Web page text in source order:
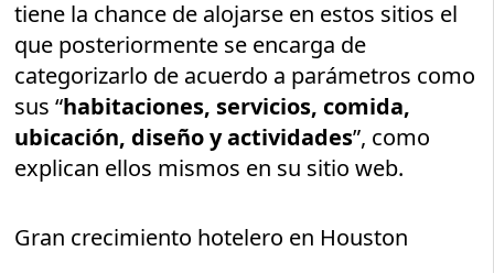
tiene la chance de alojarse en estos sitios el
que posteriormente se encarga de
categorizarlo de acuerdo a parámetros como
sus “habitaciones, servicios, comida,
ubicación, diseño y actividades”, como
explican ellos mismos en su sitio web.
Gran crecimiento hotelero en Houston